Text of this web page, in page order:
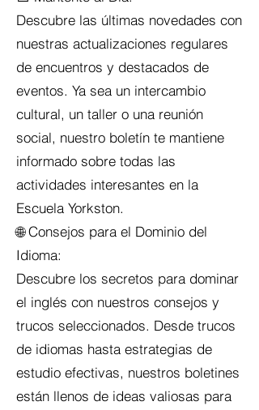
Descubre las últimas novedades con
nuestras actualizaciones regulares
de encuentros y destacados de
eventos. Ya sea un intercambio
cultural, un taller o una reunión
social, nuestro boletín te mantiene
informado sobre todas las
actividades interesantes en la
Escuela Yorkston.
🌐 Consejos para el Dominio del
Idioma:
Descubre los secretos para dominar
el inglés con nuestros consejos y
trucos seleccionados. Desde trucos
de idiomas hasta estrategias de
estudio efectivas, nuestros boletines
están llenos de ideas valiosas para